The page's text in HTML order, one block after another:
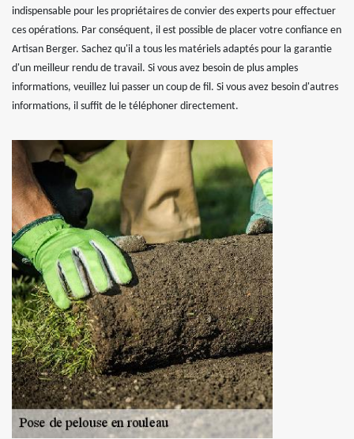
indispensable pour les propriétaires de convier des experts pour effectuer
ces opérations. Par conséquent, il est possible de placer votre confiance en
Artisan Berger. Sachez qu'il a tous les matériels adaptés pour la garantie
d'un meilleur rendu de travail. Si vous avez besoin de plus amples
informations, veuillez lui passer un coup de fil. Si vous avez besoin d'autres
informations, il suffit de le téléphoner directement.